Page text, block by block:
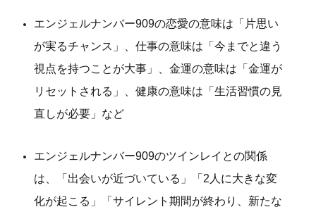
エンジェルナンバー909の恋愛の意味は「片思い
が実るチャンス」、仕事の意味は「今までと違う
視点を持つことが大事」、金運の意味は「金運が
リセットされる」、健康の意味は「生活習慣の見
直しが必要」など
エンジェルナンバー909のツインレイとの関係
は、「出会いが近づいている」「2人に大きな変
化が起こる」「サイレント期間が終わり、新たな